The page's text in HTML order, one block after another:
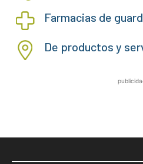
Farmacias de
De productos y